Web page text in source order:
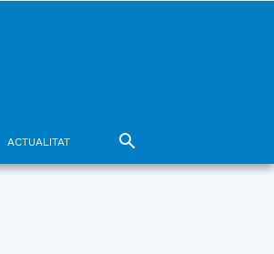
ACTUALITAT